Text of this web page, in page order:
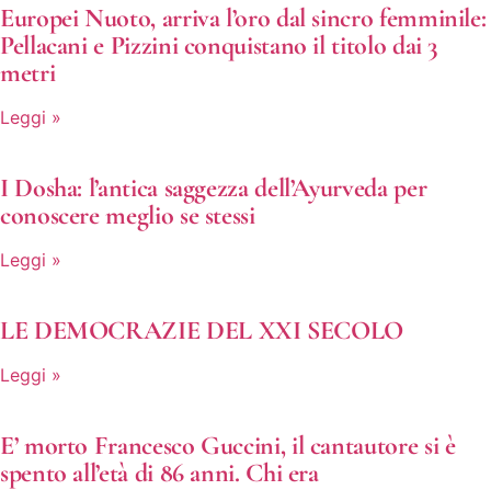
Europei Nuoto, arriva l’oro dal sincro femminile:
Pellacani e Pizzini conquistano il titolo dai 3
metri
Leggi »
I Dosha: l’antica saggezza dell’Ayurveda per
conoscere meglio se stessi
Leggi »
LE DEMOCRAZIE DEL XXI SECOLO
Leggi »
E’ morto Francesco Guccini, il cantautore si è
spento all’età di 86 anni. Chi era